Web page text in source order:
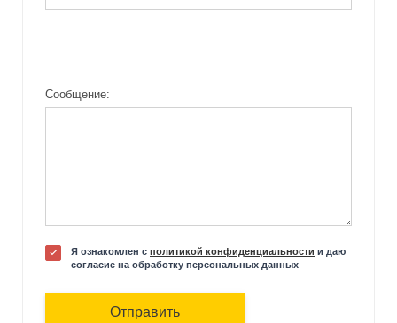
Сообщение:
Я ознакомлен с политикой конфиденциальности и даю
согласие на обработку персональных данных
Отправить